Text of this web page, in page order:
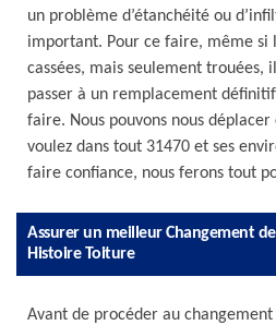
un problème d’étanchéité ou
important. Pour ce faire, même si
cassées, mais seulement trouées,
passer à un remplacement
faire. Nous pouvons nous déplacer
voulez dans tout 31470 et ses
faire confiance, nous ferons tout
Assurer un meilleur Changement
Histoire Toiture
Avant de procéder au